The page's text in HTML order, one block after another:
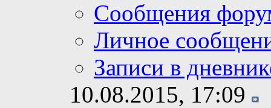
Сообщения
Личное
Записи в
10.08.2015, 17:09